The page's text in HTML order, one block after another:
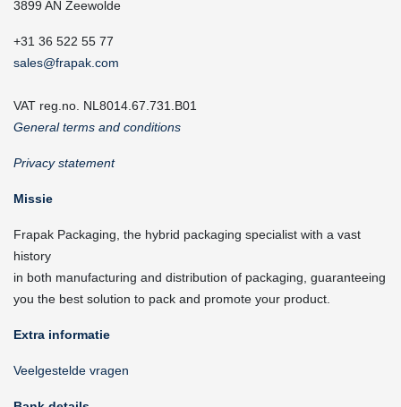
3899 AN Zeewolde
+31 36 522 55 77
sales@frapak.com
VAT reg.no. NL8014.67.731.B01
General terms and conditions
Privacy statement
Missie
Frapak Packaging, the hybrid packaging specialist with a vast
history
in both manufacturing and distribution of packaging, guaranteeing
you the best solution to pack and promote your product.
Extra informatie
Veelgestelde vragen